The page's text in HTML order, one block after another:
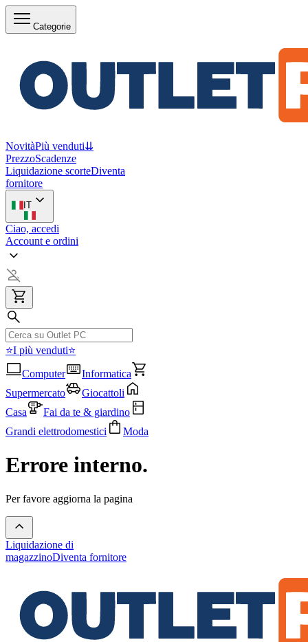
Categorie
NovitàPiù venduti⇊
PrezzoScadenze
Liquidazione scorteDiventa
fornitore
IT
Ciao, accedi
Account e ordini
⭐I più venduti⭐
Computer
Informatica
Supermercato
Giocattoli
Casa
Fai da te & giardino
Grandi elettrodomestici
Moda
Errore interno.
Per favore aggiorna la pagina
Liquidazione di
magazzinoDiventa fornitore